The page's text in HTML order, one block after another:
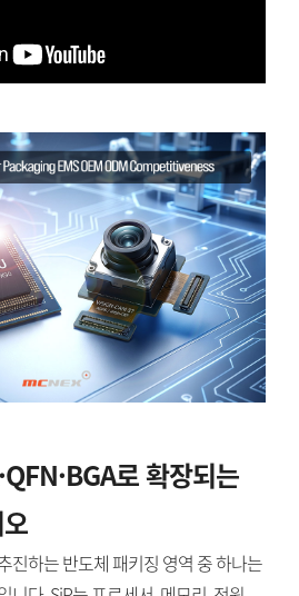
로 확장되는
진하는 반도체 패키징 영역 중 하나는